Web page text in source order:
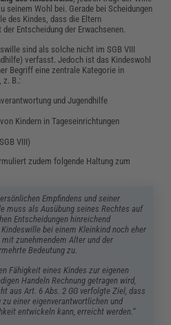
seinem Wohl bei. Gerade bei Scheidungen
des Kindes, dass die Eltern
Entscheidung der Erwachsenen.
sind als solche nicht im SGB VIII
verfasst. Jedoch ist das Kindeswohl
Begriff eine zentrale Kategorie in
z. B.:
und Jugendhilfe
Kindern in Tageseinrichtungen
VIII)
zudem folgende Haltung zum
Empfindens und seiner
muss als Ausübung seines Rechtes auf
Entscheidungen hinreichend
bei einem Kleinkind noch eher
zunehmendem Alter und der
Bedeutung zu.
Fähigkeit eines Kindes zur eigenen
Handeln Rechnung getragen wird,
aus Art. 6 Abs. 2 GG verfolgte Ziel, dass
einer eigenverantwortlichen und
entwickeln kann, erreicht werden.“